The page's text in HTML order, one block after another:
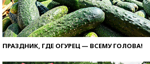
ПРАЗДНИК, ГДЕ ОГУРЕЦ — ВСЕМУ ГОЛОВА!